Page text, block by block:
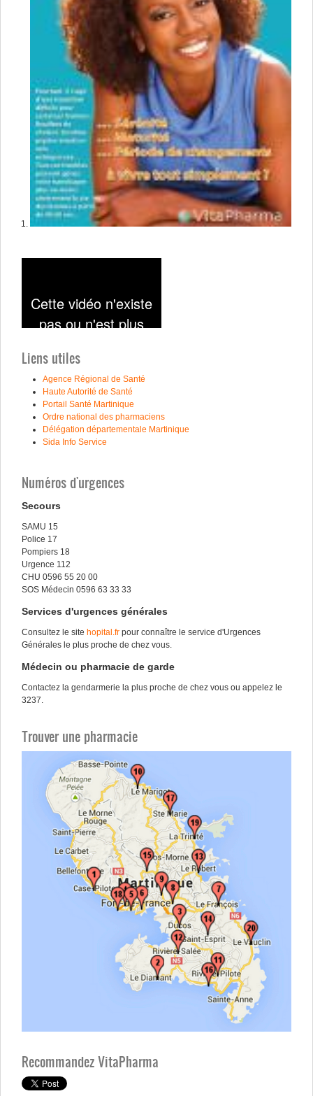
Liens utiles
Agence Régional de Santé
Haute Autorité de Santé
Portail Santé Martinique
Ordre national des pharmaciens
Délégation départementale Martinique
Sida nfo Service
Numéros d'urgences
Secours
SAMU 15
Police 17
Pompiers 18
Urgence 112
CHU 0596 55 20 00
SOS Médecin 0596 63 33 33
Services d'urgences générales
Consultez le site hopital.fr pour connaître le service d'Urgences
Générales le plus proche de chez vous.
Médecin ou pharmacie de garde
Contactez la gendarmerie la plus proche de chez vous ou appelez le
3237.
Trouver une pharmacie
Recommandez VitaPharma